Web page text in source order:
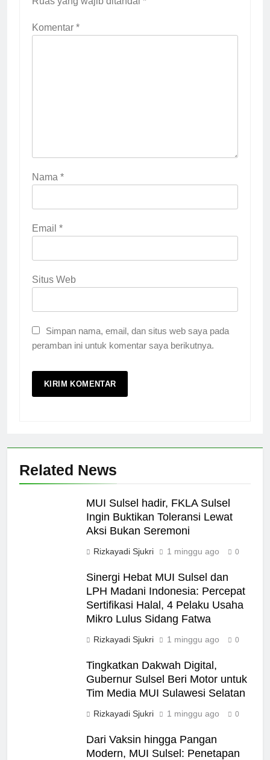
Komentar *
Nama *
Email *
Situs Web
Simpan nama, email, dan situs web saya pada
peramban ini untuk komentar saya berikutnya.
Related News
MUI Sulsel hadir, FKLA Sulsel
Ingin Buktikan Toleransi Lewat
Aksi Bukan Seremoni
Rizkayadi Sjukri 1 minggu ago 0
Sinergi Hebat MUI Sulsel dan
LPH Madani Indonesia: Percepat
Sertifikasi Halal, 4 Pelaku Usaha
Mikro Lulus Sidang Fatwa
Rizkayadi Sjukri 1 minggu ago 0
Tingkatkan Dakwah Digital,
Gubernur Sulsel Beri Motor untuk
Tim Media MUI Sulawesi Selatan
Rizkayadi Sjukri 1 minggu ago 0
Dari Vaksin hingga Pangan
Modern, MUI Sulsel: Penetapan